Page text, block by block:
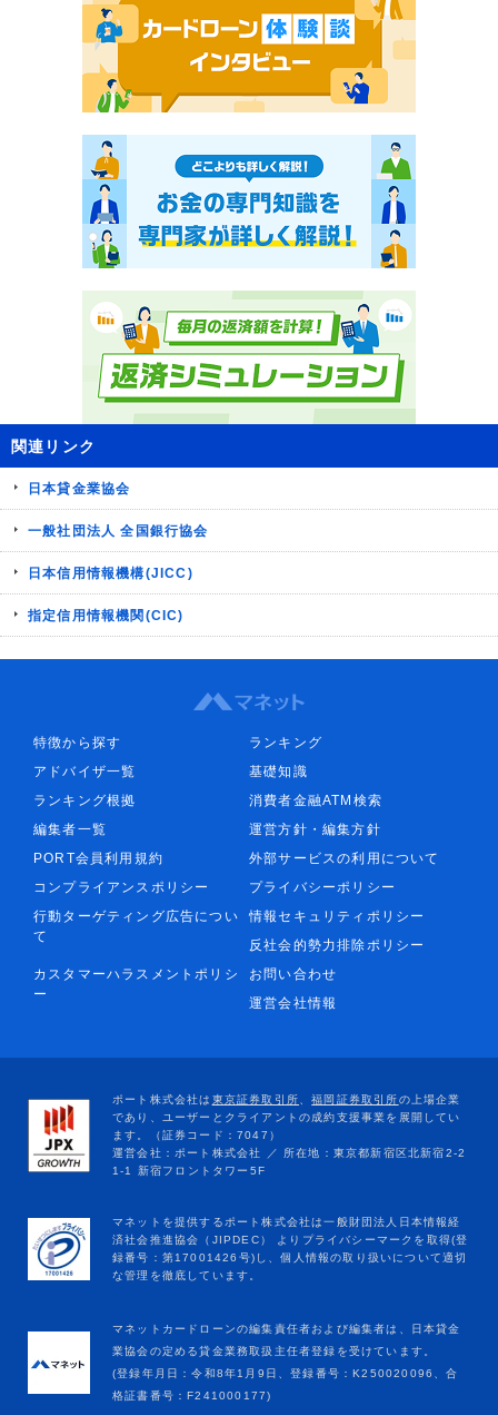
関連リンク
日本貸金業協会
一般社団法人 全国銀行協会
日本信用情報機構(JICC)
指定信用情報機関(CIC)
特徴から探す
ランキング
アドバイザ一覧
基礎知識
ランキング根拠
消費者金融ATM検索
編集者一覧
運営方針・編集方針
PORT会員利用規約
外部サービスの利用について
コンプライアンスポリシー
プライバシーポリシー
行動ターゲティング広告につい
て
情報セキュリティポリシー
反社会的勢力排除ポリシー
カスタマーハラスメントポリシ
ー
お問い合わせ
運営会社情報
マネットカードローンの編集責任者および編集者は、日本貸金
業協会の定める貸金業務取扱主任者登録を受けています。
(登録年月日：令和8年1月9日、登録番号：K250020096、合
格証書番号：F241000177)